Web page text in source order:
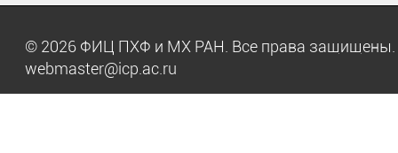
© 2026 ФИЦ ПХФ и МХ РАН. Все права
webmaster@icp.ac.ru